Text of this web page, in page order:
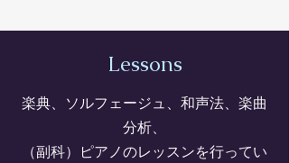
Lessons
楽典、ソルフェージュ、和声法、楽曲
分析、
（副科）ピアノのレッスンを行ってい